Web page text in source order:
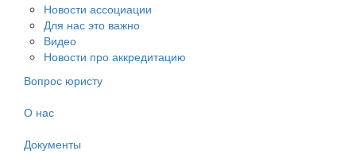
Новости ассоциации
Для нас это важно
Видео
Новости про аккредитацию
Вопрос юристу
О нас
Документы